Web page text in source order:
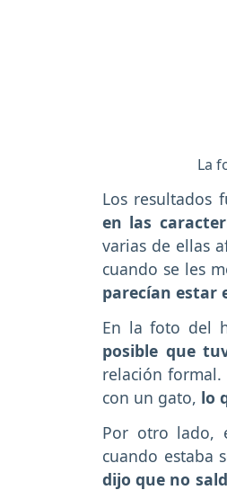
La
Los resultados
en las
varias de ellas
cuando se les
parecían estar
En la foto del
posible que
relación
con un gato, lo
Por otro lado,
cuando estaba
dijo que no